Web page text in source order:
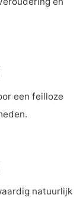
een feilloze
natuurlijk